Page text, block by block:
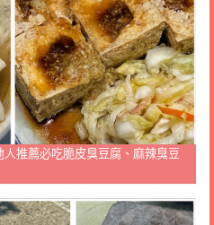
推薦必吃脆皮臭豆腐、麻辣臭豆